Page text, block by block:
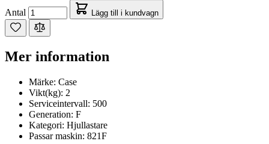
Antal
Lägg till i kundvagn
Mer information
Märke: Case
Vikt(kg): 2
Serviceintervall: 500
Generation: F
Kategori: Hjullastare
Passar maskin: 821F